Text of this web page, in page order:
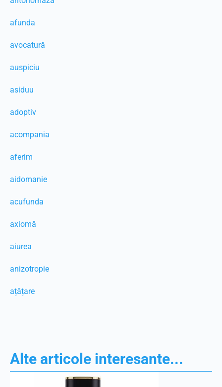
afunda
avocatură
auspiciu
asiduu
adoptiv
acompania
aferim
aidomanie
acufunda
axiomă
aiurea
anizotropie
ațâțare
Alte articole interesante...